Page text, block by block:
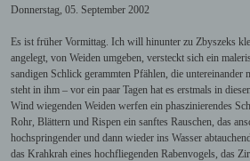
Donnerstag, 05. September 2002
Es ist früher Vormittag. Ich will hinunter zu Zbyszeks
angelegt, von Weiden umgeben, versteckt sich ein
sandigen Schlick gerammten Pfählen, die
steht in ihm – vor ein paar Tagen hat es erstmals in
Wind wiegenden Weiden werfen ein phaszinierendes
Rohr, Blättern und Rispen ein sanftes Rauschen, das
hochspringender und dann wieder ins Wasser
das Krahkrah eines hochfliegenden Rabenvogels, das